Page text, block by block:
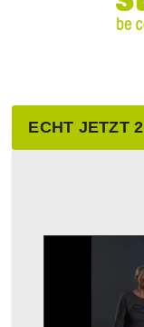
ECHT JETZT 2